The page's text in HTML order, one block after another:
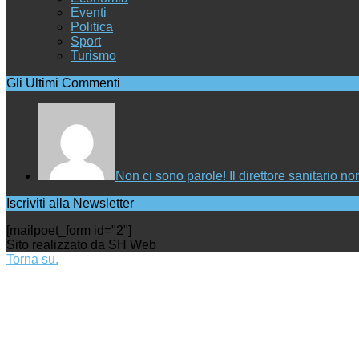
Eventi
Politica
Sport
Turismo
Gli Ultimi Commenti
Non ci sono parole! Il direttore sanitario
Iscriviti alla Newsletter
[mailpoet_form id="2"]
Sito realizzato da SH Web
Torna su.